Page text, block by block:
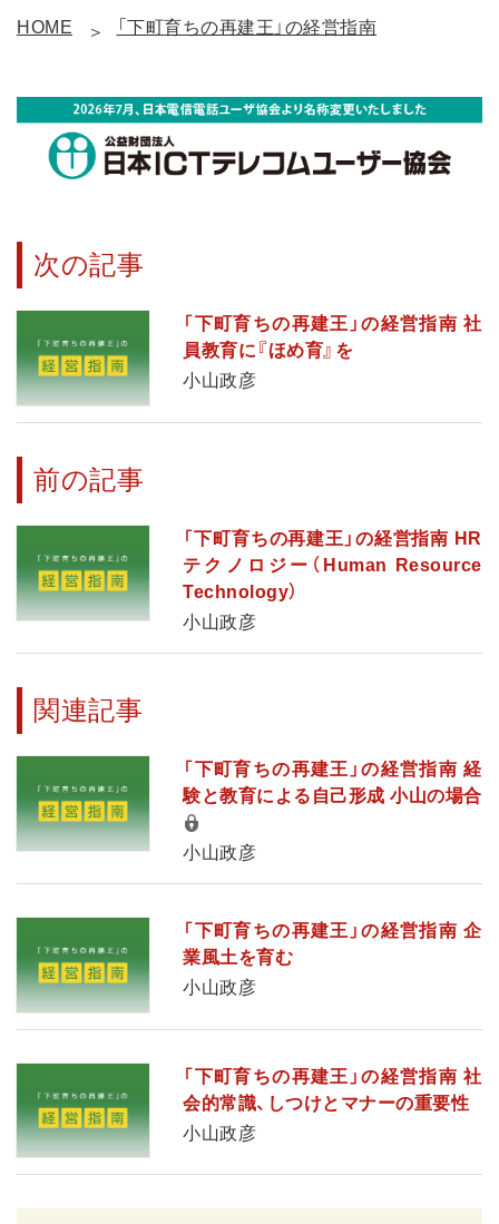
HOME 「下町育ちの再建王」の経営指南
次の記事
「下町育ちの再建王」の経営指南 社
員教育に『ほめ育』を
小山政彦
前の記事
「下町育ちの再建王」の経営指南 HR
テクノロジー（Human Resource
Technology）
小山政彦
関連記事
「下町育ちの再建王」の経営指南 経
験と教育による自己形成 小山の場合
小山政彦
「下町育ちの再建王」の経営指南 企
業風土を育む
小山政彦
「下町育ちの再建王」の経営指南 社
会的常識、しつけとマナーの重要性
小山政彦